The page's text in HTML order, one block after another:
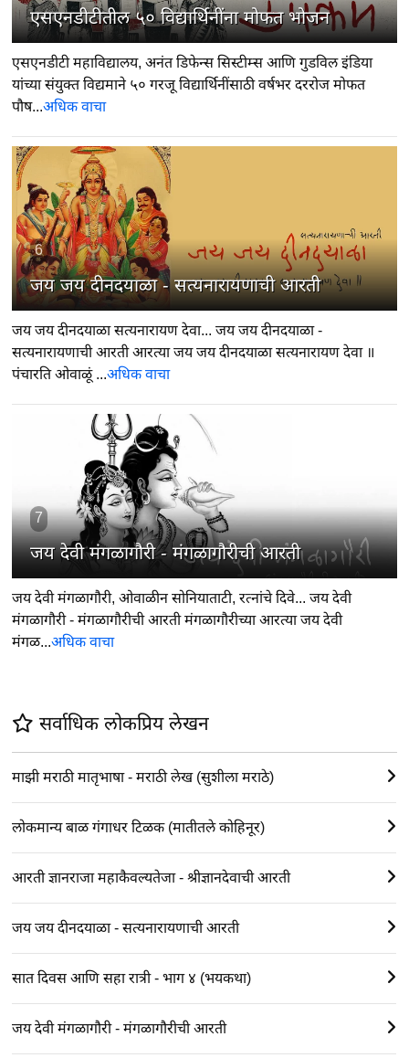
एसएनडीटीतील ५० विद्यार्थिनींना मोफत भोजन
एसएनडीटी महाविद्यालय, अनंत डिफेन्स सिस्टीम्स आणि गुडविल इंडिया
यांच्या संयुक्त विद्यमाने ५० गरजू विद्यार्थिनींसाठी वर्षभर दररोज मोफत
पौष...अधिक वाचा
6
जय जय दीनदयाळा - सत्यनारायणाची आरती
जय जय दीनदयाळा सत्यनारायण देवा... जय जय दीनदयाळा -
सत्यनारायणाची आरती आरत्या जय जय दीनदयाळा सत्यनारायण देवा ॥
पंचारति ओवाळूं ...अधिक वाचा
7
जय देवी मंगळागौरी - मंगळागौरीची आरती
जय देवी मंगळागौरी, ओवाळीन सोनियाताटी, रत्नांचे दिवे... जय देवी
मंगळागौरी - मंगळागौरीची आरती मंगळागौरीच्या आरत्या जय देवी
मंगळ...अधिक वाचा
सर्वाधिक लोकप्रिय लेखन
माझी मराठी मातृभाषा - मराठी लेख (सुशीला मराठे)
लोकमान्य बाळ गंगाधर टिळक (मातीतले कोहिनूर)
आरती ज्ञानराजा महाकैवल्यतेजा - श्रीज्ञानदेवाची आरती
जय जय दीनदयाळा - सत्यनारायणाची आरती
सात दिवस आणि सहा रात्री - भाग ४ (भयकथा)
जय देवी मंगळागौरी - मंगळागौरीची आरती